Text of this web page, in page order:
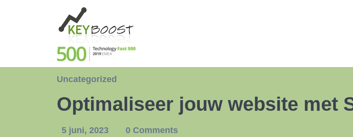
Uncategorized
Optimaliseer jouw website met
5 juni, 2023 0 Comments